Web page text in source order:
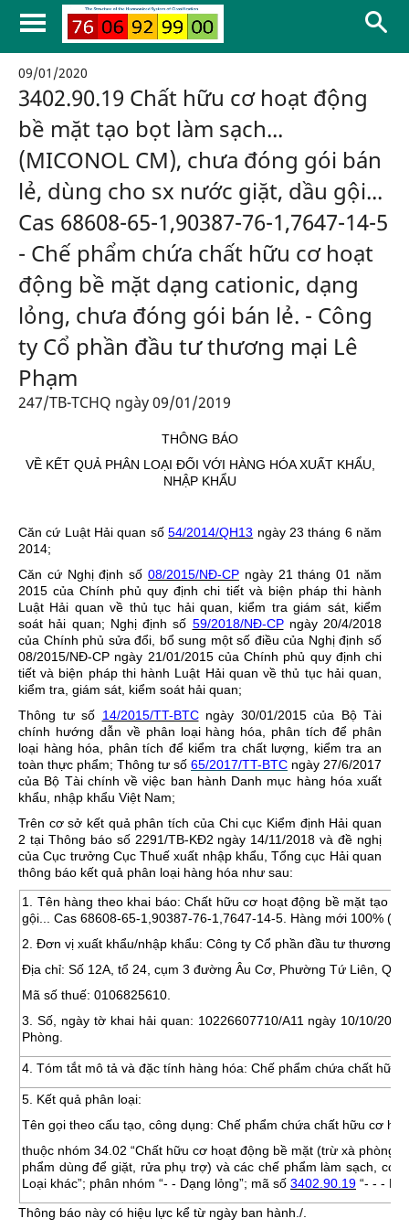
09/01/2020
3402.90.19 Chất hữu cơ hoạt động
bề mặt tạo bọt làm sạch...
(MICONOL CM), chưa đóng gói bán
lẻ, dùng cho sx nước giặt, dầu gội...
Cas 68608-65-1,90387-76-1,7647-14-5
- Chế phẩm chứa chất hữu cơ hoạt
động bề mặt dạng cationic, dạng
lỏng, chưa đóng gói bán lẻ. - Công
ty Cổ phần đầu tư thương mại Lê
Phạm
247/TB-TCHQ ngày 09/01/2019
THÔNG BÁO
VỀ KẾT QUẢ PHÂN LOẠI ĐỐI VỚI HÀNG HÓA XUẤT KHẨU,
NHẬP KHẨU
Căn cứ Luật Hải quan số 54/2014/QH13 ngày 23 tháng 6 năm
2014;
Căn cứ Nghị định số 08/2015/NĐ-CP ngày 21 tháng 01 năm
2015 của Chính phủ quy định chi tiết và biện pháp thi hành
Luật Hải quan về thủ tục hải quan, kiểm tra giám sát, kiểm
soát hải quan; Nghị định số 59/2018/NĐ-CPngày 20/4/2018
của Chính phủ sửa đổi, bổ sung một số điều của Nghị định số
08/2015/NĐ-CP ngày 21/01/2015 của Chính phủ quy định chi
tiết và biện pháp thi hành Luật Hải quan về thủ tục hải quan,
kiểm tra, giám sát, kiểm soát hải quan;
Thông tư số 14/2015/TT-BTC ngày 30/01/2015 của Bộ Tài
chính hướng dẫn về phân loại hàng hóa, phân tích để phân
loại hàng hóa, phân tích để kiểm tra chất lượng, kiểm tra an
toàn thực phẩm; Thông tư số 65/2017/TT-BTC ngày 27/6/2017
của Bộ Tài chính về việc ban hành Danh mục hàng hóa xuất
khẩu, nhập khẩu Việt Nam;
Trên cơ sở kết quả phân tích của Chi cục Kiểm định Hải quan
2 tại Thông báo số 2291/TB-KĐ2 ngày 14/11/2018 và đề nghị
của Cục trưởng Cục Thuế xuất nhập khẩu, Tổng cục Hải quan
thông báo kết quả phân loại hàng hóa như sau:
1.
Tên hàng theo khai báo: Chất hữu cơ hoạt động bề mặt tạo
gội... Cas 68608-65-1,90387-76-1,7647-14-5. Hàng mới 100%
2. Đơn vị xuất khẩu/nhập khẩu: Công ty Cổ phần đầu tư thương
Địa chỉ: Số 12A, tổ 24, cụm 3 đường Âu Cơ, Phường Tứ Liên,
Mã số thuế: 0106825610.
3.
Số, ngày tờ khai hải quan: 10226607710/A11 ngày 10/10/
Phòng.
4. Tóm tắt mô tả và đặc tính hàng hóa: Chế phẩm chứa chất hữu
5. Kết quả phân loại:
Tên gọi theo cấu tạo, công dụng: Chế phẩm chứa chất hữu cơ
thuộc nhóm34.02“Chất hữu cơ hoạt động bề mặt (trừ xà
phẩm dùng để giặt, rửa phụ trợ) và các chế phẩm làm sạch, có
Loại khác”; phân nhóm “- - Dạng lỏng”; mã số 3402.90.19 “- - -
Thông báo này có hiệu lực kể từ ngày ban hành./.